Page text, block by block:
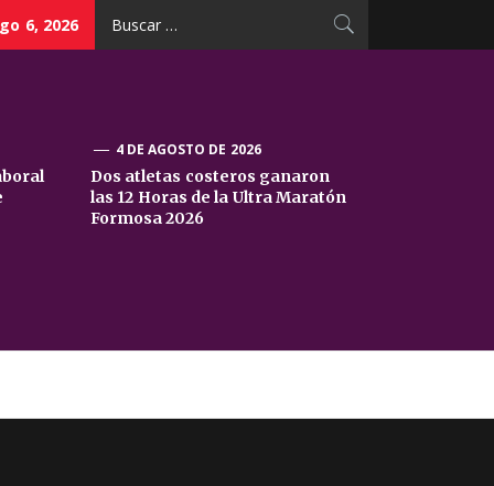
6, 2026
4 DE AGOSTO DE 2026
Dos atletas costeros ganaron
las 12 Horas de la Ultra Maratón
Formosa 2026